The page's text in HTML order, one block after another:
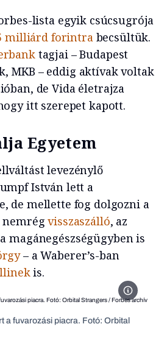
lista egyik csúcsugrója
milliárd forintrabecsültük.
tagjai – Budapest
MKB – eddig aktívak voltak
de Vida életrajza
itt szerepet kapott.
Egyetem
levezénylő
István lett a
de mellette fog dolgozni a
nemrégvisszaszálló, az
magánegészségügyben is
– a Waberer’s-ban
is.
Fotó:
a fuvarozási piacra. Fotó: Orbital